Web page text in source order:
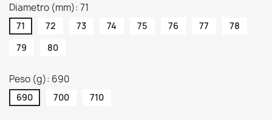
Diametro (mm): 71
71 72 73 74 75 76 77
78
79
80
Peso (g): 690
690 700 710